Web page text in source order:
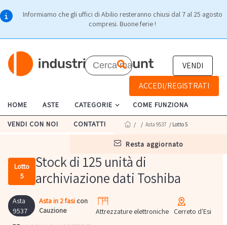
Informiamo che gli uffici di Abilio resteranno chiusi dal 7 al 25 agosto
compresi. Buone ferie !
VENDI
ACCEDI/REGISTRATI
HOME ASTE CATEGORIE COME FUNZIONA
VENDI CON NOI CONTATTI
resta aggiornato
/ / Asta 9537 / Lotto 5
Lotto
5
Stock di 125 unità di
archiviazione dati Toshiba
Asta
9537
Asta in 2 fasi con
Cauzione
Attrezzature elettroniche
Cerreto d'Esi